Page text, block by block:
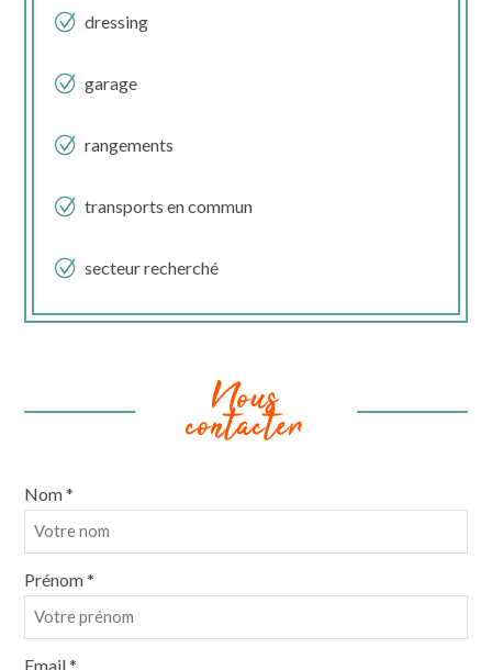
dressing
garage
rangements
transports en commun
secteur recherché
Nous
contacter
Nom *
Prénom *
Email *